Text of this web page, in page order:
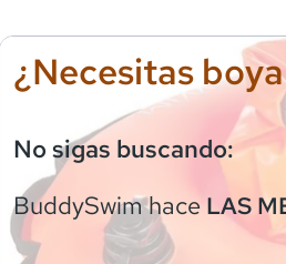
¿Necesitas
No sigas buscando:
BuddySwimhaceLAS